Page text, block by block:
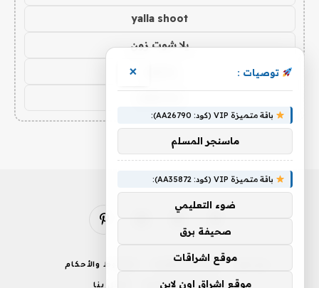
yalla shoot
يلا شوت زون
توصيات : ×
باقة متميزة VIP (كود: AA26790):
ماسنجر المسلم
باقة متميزة VIP (كود: AA35872):
ضوء التعليمي
صحيفة برق
موقع اشراقات
موقع اشراق اون لاين
فيسبوك الانستغرامبينتيريست
إخلاء المسؤولية الشروط والأحكام
سياسة الخصوصية اتصل بنا